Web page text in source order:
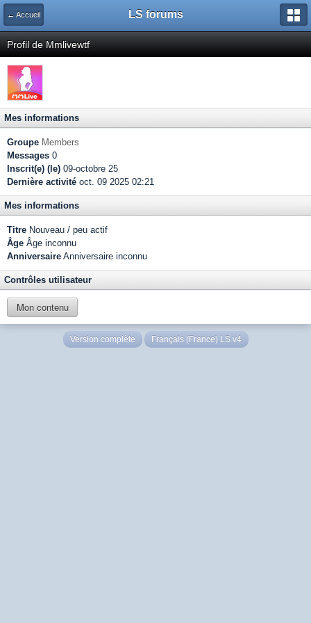
← Accueil LS forums
Profil de Mmlivewtf
Mes informations
Groupe Members
Messages 0
Inscrit(e) (le) 09-octobre 25
Dernière activité oct. 09 2025 02:21
Mes informations
Titre Nouveau / peu actif
Âge Âge inconnu
Anniversaire Anniversaire inconnu
Contrôles utilisateur
Mon contenu
Version complète Français (France) LS v4